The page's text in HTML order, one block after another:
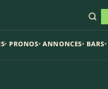
▾ PRONOS▾ ANNONCES▾ BARS▾